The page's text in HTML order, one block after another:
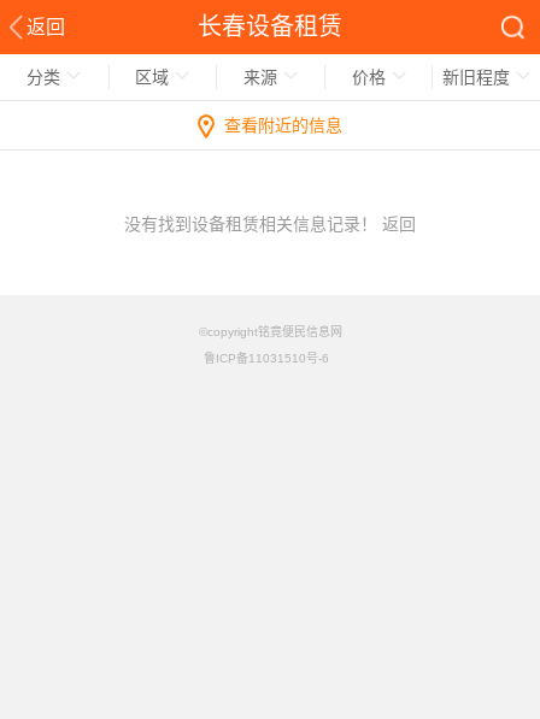
返回 长春设备租赁
分类 区域 来源 价格 新旧程度
查看附近的信息
没有找到设备租赁相关信息记录！ 返回
©copyright铭竟便民信息网
鲁ICP备11031510号-6